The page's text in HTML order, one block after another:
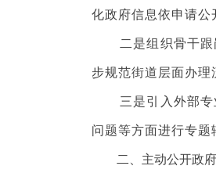
化政府信息依申请公
二是组织骨干跟岗
步规范街道层面办理
三是引入外部专业
问题等方面进行专题
二、主动公开政府